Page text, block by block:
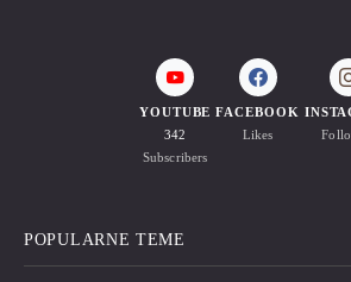
YOUTUBE
342
Subscribers
FACEBOOK
Likes
POPULARNE TEME